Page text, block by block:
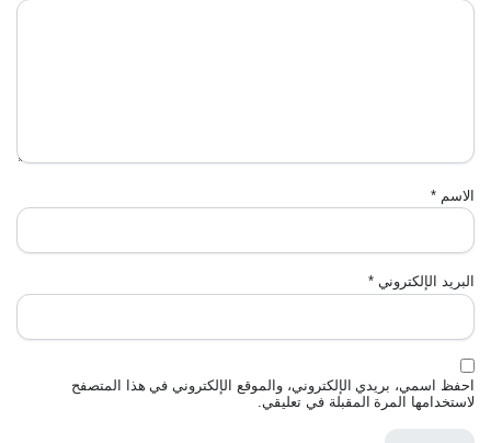
الاسم *
البريد الإلكتروني*
احفظ اسمي، بريدي الإلكتروني، والموقع الإلكتروني في هذا المتصفح
لاستخدامها المرة المقبلة في تعليقي.